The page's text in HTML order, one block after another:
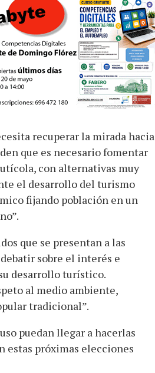
recuperar la mirada hacia
que es necesario fomentar
con alternativas muy
el desarrollo del turismo
fijando población en un
que se presentan a las
sobre el interés e
desarrollo turístico.
al medio ambiente,
tradicional”.
puedan llegar a hacerlas
estas próximas elecciones